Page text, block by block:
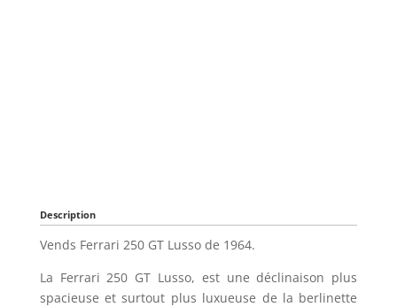
Description
Vends Ferrari 250 GT Lusso de 1964.
La Ferrari 250 GT Lusso, est une déclinaison plus
spacieuse et surtout plus luxueuse de la berlinette